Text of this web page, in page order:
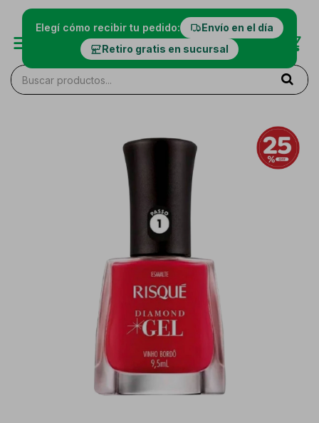
Elegí cómo recibir tu pedido:
Envío en el día
Retiro gratis en sucursal